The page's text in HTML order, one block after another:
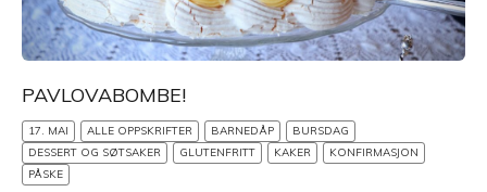
PAVLOVABOMBE!
17. MAI ALLE OPPSKRIFTER BARNEDÅP
BURSDAG
DESSERT OG SØTSAKER
GLUTENFRITT KAKER
KONFIRMASJON
PÅSKE